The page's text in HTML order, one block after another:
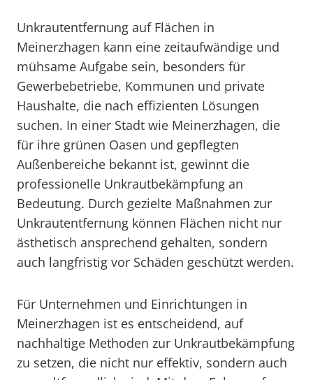
Unkrautentfernung auf Flächen in
Meinerzhagen kann eine zeitaufwändige und
mühsame Aufgabe sein, besonders für
Gewerbebetriebe, Kommunen und private
Haushalte, die nach effizienten Lösungen
suchen. In einer Stadt wie Meinerzhagen, die
für ihre grünen Oasen und gepflegten
Außenbereiche bekannt ist, gewinnt die
professionelle Unkrautbekämpfung an
Bedeutung. Durch gezielte Maßnahmen zur
Unkrautentfernung können Flächen nicht nur
ästhetisch ansprechend gehalten, sondern
auch langfristig vor Schäden geschützt werden.
Für Unternehmen und Einrichtungen in
Meinerzhagen ist es entscheidend, auf
nachhaltige Methoden zur Unkrautbekämpfung
zu setzen, die nicht nur effektiv, sondern auch